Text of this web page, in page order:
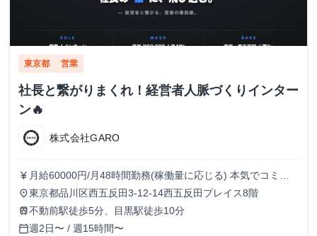
東京都 営業
社長と繋がりまくれ！経営者人脈づくりインター
ン🔥
株式会社GARO
currency_yen 月給60000円/月48時間勤務(稼働量に応じる) 本気でコミッ
トすれば、学生でも圧倒的な実績と報酬を得られる環境で
す！
place東京都品川区西五反田3-12-14西五反田プレイス8階
train不動前駅徒歩5分、目黒駅徒歩10分
calendar_today週2日〜 / 週15時間〜